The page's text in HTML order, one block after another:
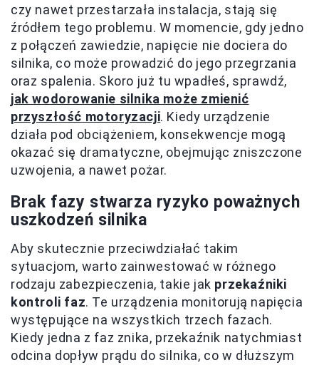
czy nawet przestarzała instalacja, stają się
źródłem tego problemu. W momencie, gdy jedno
z połączeń zawiedzie, napięcie nie dociera do
silnika, co może prowadzić do jego przegrzania
oraz spalenia. Skoro już tu wpadłeś, sprawdź,
jak wodorowanie silnika może zmienić
przyszłość motoryzacji. Kiedy urządzenie
działa pod obciążeniem, konsekwencje mogą
okazać się dramatyczne, obejmując zniszczone
uzwojenia, a nawet pożar.
Brak fazy stwarza ryzyko poważnych
uszkodzeń silnika
Aby skutecznie przeciwdziałać takim
sytuacjom, warto zainwestować w różnego
rodzaju zabezpieczenia, takie jak przekaźniki
kontroli faz. Te urządzenia monitorują napięcia
występujące na wszystkich trzech fazach.
Kiedy jedna z faz znika, przekaźnik natychmiast
odcina dopływ prądu do silnika, co w dłuższym